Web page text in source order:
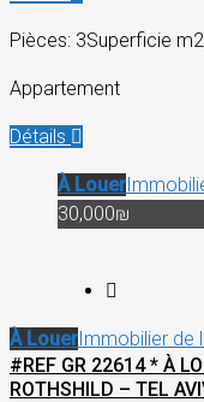
Pièces: 3Superficie
Appartement
Détails
À Louer
30,000₪
À LouerImmobilier de
#REF GR 22614 * À
ROTHSHILD – TEL